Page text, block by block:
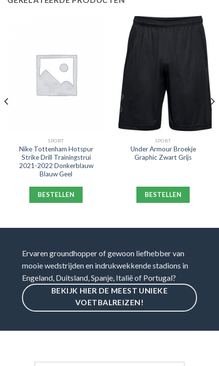
SPORT
Nike Tottenham Hotspur
Strike Drill Trainingstrui
2021-2022 Donkerblauw
Blauw Geel
BESTELLEN
SPORT
Under Armour Broekje
Graphic Zwart Grijs
BESTELLEN
Ervaren groundhopper of gewoon liefhebber van
mooie wedstrijden en indrukwekkende stadions in
Engeland, Duitsland, Spanje, Italië of Portugal?
BEKIJK HIER DE MEEST UNIEKE
VOETBALREIZEN!